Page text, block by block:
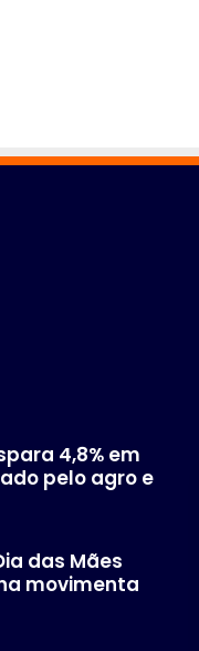
4,8% em
pelo agro e
das Mães
movimenta